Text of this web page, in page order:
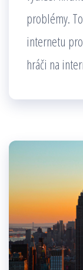
problémy.
internetu
hráči na